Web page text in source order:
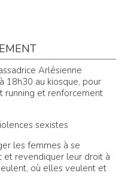
Arlésienne
18h30 au kiosque, pour
running et renforcement
sexistes
les femmes à se
et revendiquer leur droit à
où elles veulent et